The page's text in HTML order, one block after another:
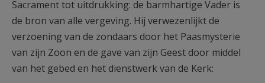
Sacrament tot uitdrukking: de barmhartige Vader is
de bron van alle vergeving. Hij verwezenlijkt de
verzoening van de zondaars door het Paasmysterie
van zijn Zoon en de gave van zijn Geest door middel
van het gebed en het dienstwerk van de Kerk: